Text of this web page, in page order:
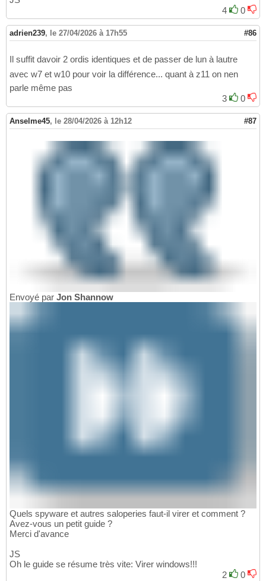
4
0
adrien239, le 27/04/2026 à 17h55 #86
Il suffit davoir 2 ordis identiques et de passer de lun à lautre
avec w7 et w10 pour voir la différence... quant à z11 on nen
parle même pas
3
0
Anselme45, le 28/04/2026 à 12h12 #87
Envoyé par Jon Shannow
Quels spyware et autres saloperies faut-il virer et comment ?
Avez-vous un petit guide ?
Merci d'avance
JS
Oh le guide se résume très vite: Virer windows!!!
2
0